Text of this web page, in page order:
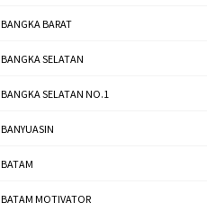
BANGKA BARAT
BANGKA SELATAN
BANGKA SELATAN NO.1
BANYUASIN
BATAM
BATAM MOTIVATOR